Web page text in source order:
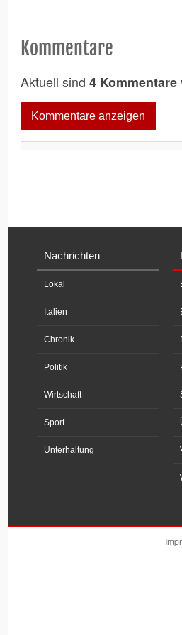
Kommentare
Aktuell sind 4 Kommentare
Kommentare anzeigen
Nachrichten
Lokal
Italien
Chronik
Politik
Wirtschaft
Sport
Unterhaltung